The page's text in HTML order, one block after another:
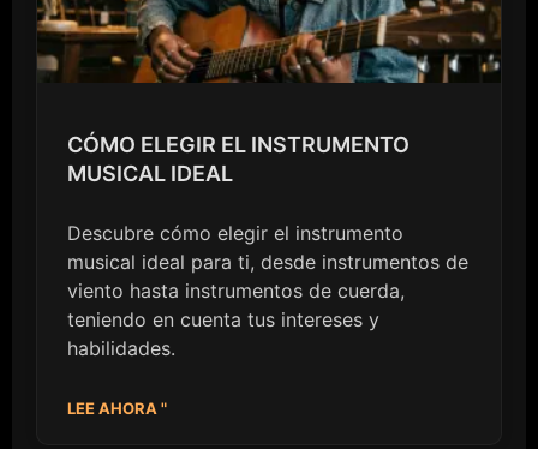
CÓMO ELEGIR EL INSTRUMENTO
MUSICAL IDEAL
Descubre cómo elegir el instrumento
musical ideal para ti, desde instrumentos de
viento hasta instrumentos de cuerda,
teniendo en cuenta tus intereses y
habilidades.
LEE AHORA "